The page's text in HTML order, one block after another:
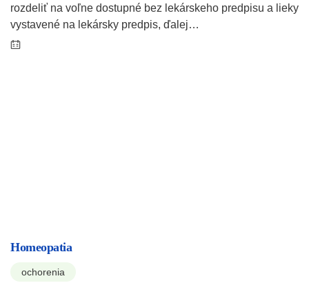
rozdeliť na voľne dostupné bez lekárskeho predpisu a lieky
vystavené na lekársky predpis, ďalej…
Homeopatia
ochorenia